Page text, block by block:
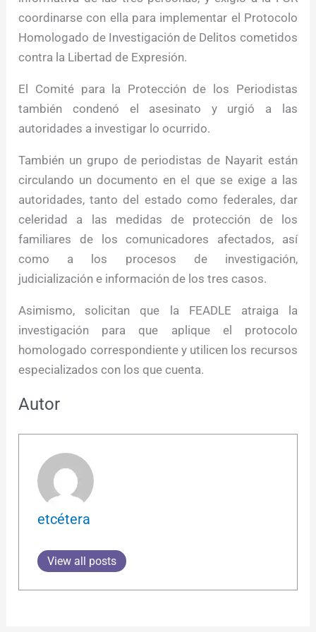
coordinarse con ella para implementar el Protocolo
Homologado de Investigación de Delitos cometidos
contra la Libertad de Expresión.
El Comité para la Protección de los Periodistas
también condenó el asesinato y urgió a las
autoridades a investigar lo ocurrido.
También un grupo de periodistas de Nayarit están
circulando un documento en el que se exige a las
autoridades, tanto del estado como federales, dar
celeridad a las medidas de protección de los
familiares de los comunicadores afectados, así
como a los procesos de investigación,
judicialización e información de los tres casos.
Asimismo, solicitan que la FEADLE atraiga la
investigación para que aplique el protocolo
homologado correspondiente y utilicen los recursos
especializados con los que cuenta.
Autor
etcétera
View all posts